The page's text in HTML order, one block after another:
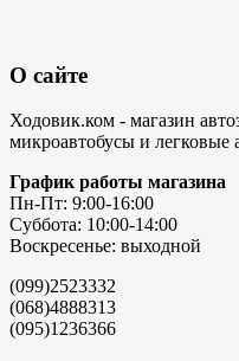
О сайте
Ходовик.ком - магазин
микроавтобусы и легковые
График работы магазина
Пн-Пт: 9:00-16:00
Суббота: 10:00-14:00
Воскресенье: выходной
(099)2523332
(068)4888313
(095)1236366